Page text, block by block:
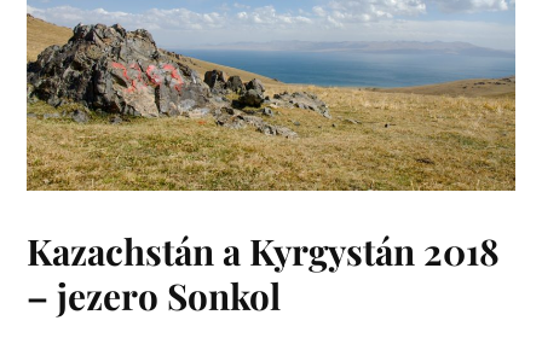
Kazachstán a Kyrgystán 2018
– jezero Sonkol